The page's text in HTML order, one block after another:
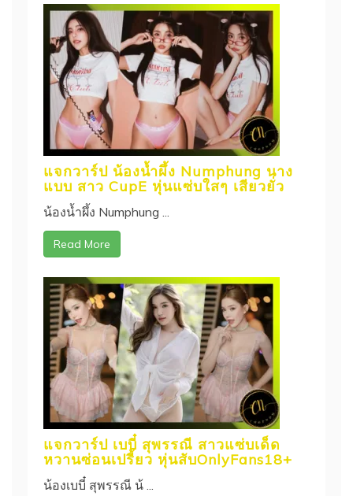
แจกวาร์ป น้องน้ำผึ้ง Numphung นาง
แบบ สาว CupE หุ่นแซ่บใสๆ เสียวยั่ว
น้องน้ำผึ้ง Numphung ...
Read More
แจกวาร์ป เบบี๋ สุพรรณี สาวแซ่บเด็ด
หวานซ่อนเปรี้ยว หุ่นสับOnlyFans18+
น้องเบบี๋ สุพรรณี น้ ...